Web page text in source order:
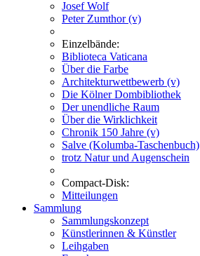
Josef Wolf
Peter Zumthor (v)
Einzelbände:
Biblioteca Vaticana
Über die Farbe
Architekturwettbewerb (v)
Die Kölner Dombibliothek
Der unendliche Raum
Über die Wirklichkeit
Chronik 150 Jahre (v)
Salve (Kolumba-Taschenbuch)
trotz Natur und Augenschein
Compact-Disk:
Mitteilungen
Sammlung
Sammlungskonzept
Künstlerinnen & Künstler
Leihgaben